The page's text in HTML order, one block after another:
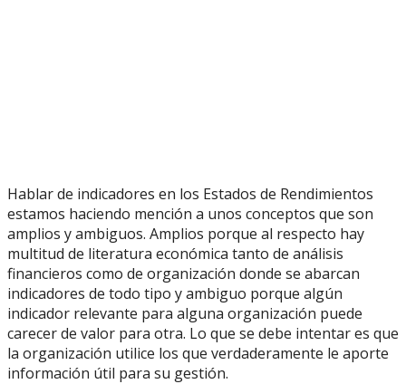
Hablar de indicadores en los Estados de Rendimientos
estamos haciendo mención a unos conceptos que son
amplios y ambiguos. Amplios porque al respecto hay
multitud de literatura económica tanto de análisis
financieros como de organización donde se abarcan
indicadores de todo tipo y ambiguo porque algún
indicador relevante para alguna organización puede
carecer de valor para otra. Lo que se debe intentar es que
la organización utilice los que verdaderamente le aporte
información útil para su gestión.